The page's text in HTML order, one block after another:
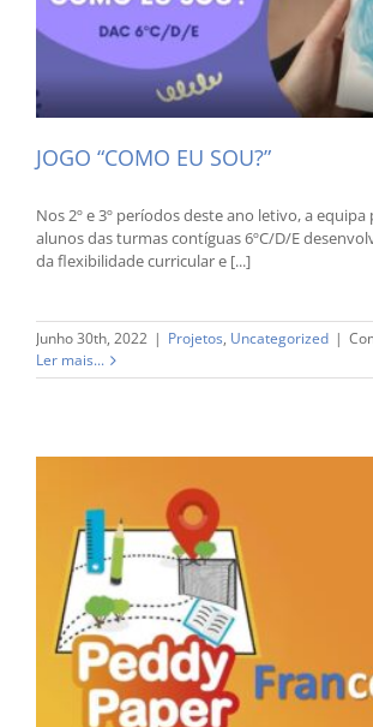
JOGO “COMO EU SOU?”
Nos 2º e 3º períodos deste ano letivo, a equipa
alunos das turmas contíguas 6ºC/D/E
da flexibilidade curricular e [...]
Junho 30th, 2022 | Projetos, Uncategorized |
Ler mais...